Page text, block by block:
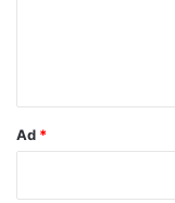
Ad *